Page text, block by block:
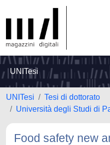
UNITesi
UNITesi
Tesi di dottorato
Università degli Studi di
Food safety new